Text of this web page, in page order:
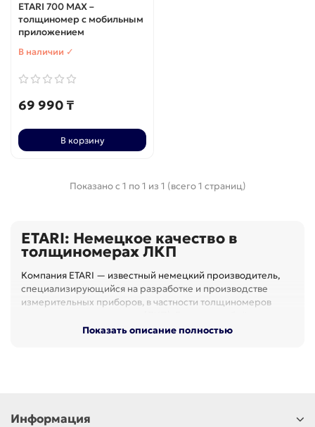
ETARI 700 MAX –
толщиномер с мобильным
приложением
В наличии ✓
69 990 ₸
В корзину
Показано с 1 по 1 из 1 (всего 1 страниц)
ETARI: Немецкое качество в
толщиномерах ЛКП
Компания ETARI — известный немецкий производитель,
специализирующийся на разработке и производстве
измерительных приборов, в частности толщиномеров
широкую популярность как среди профессионалов
Показать описание полностью
Информация